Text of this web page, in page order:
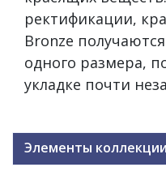
ректификации,
Bronze
одного размера,
укладке почти
Элементы коллекции